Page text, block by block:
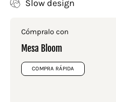
Slow design
Cómpralo con
Mesa Bloom
COMPRA RÁPIDA